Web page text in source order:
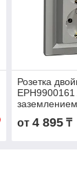
Розетка
EPH9900161
винтовой
от 4 895₸